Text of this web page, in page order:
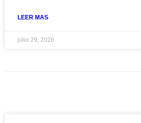
LEER MAS
julio 29, 2026